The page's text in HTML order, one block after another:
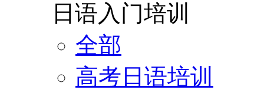
日语入门培训
全部
高考日语培训